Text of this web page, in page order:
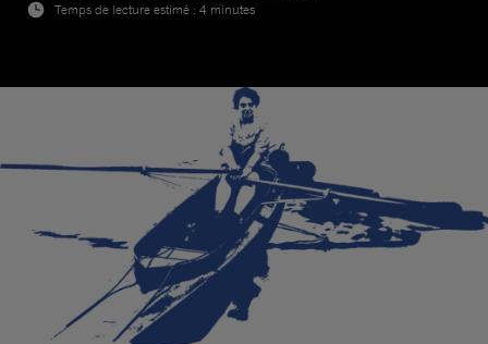
Temps de lecture estimé : 4 minutes